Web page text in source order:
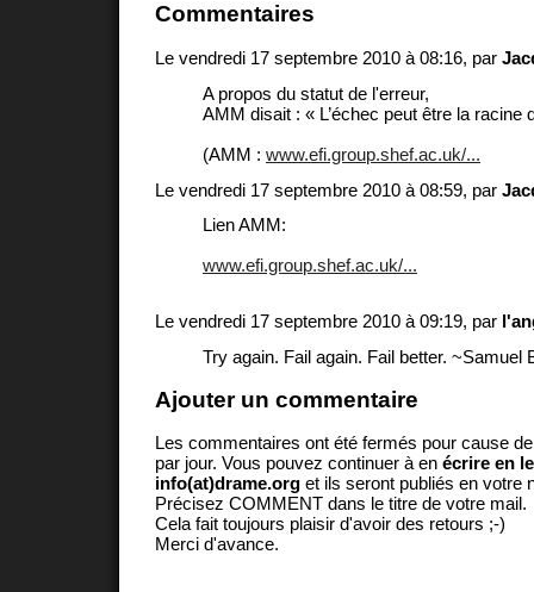
Commentaires
Le vendredi 17 septembre 2010 à 08:16, par
A propos du statut de l'erreur,
AMM disait : « L’échec peut être la racine
(AMM : www.efi.group.shef.ac.uk/...
Le vendredi 17 septembre 2010 à 08:59, par
Lien AMM:
www.efi.group.shef.ac.uk/...
Le vendredi 17 septembre 2010 à 09:19, par
Try again. Fail again. Fail better. ~Samuel
Ajouter un commentaire
Les commentaires ont été fermés pour cause
par jour. Vous pouvez continuer à en écrire en
info(at)drame.org et ils seront publiés en votre
Précisez COMMENT dans le titre de votre mail.
Cela fait toujours plaisir d'avoir des retours ;-)
Merci d'avance.